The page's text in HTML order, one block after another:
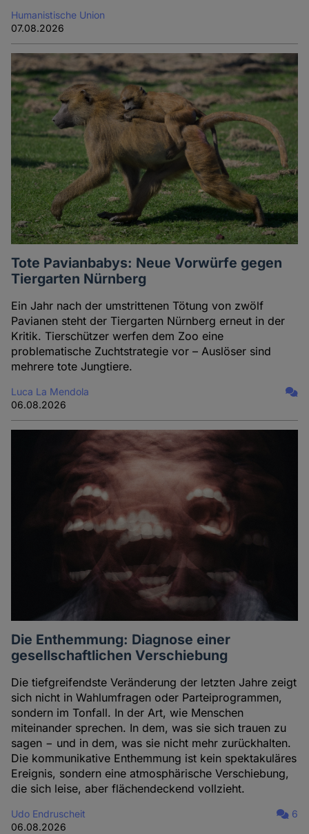
Humanistische Union
07.08.2026
Tote Pavianbabys: Neue Vorwürfe gegen
Tiergarten Nürnberg
Ein Jahr nach der umstrittenen Tötung von zwölf
Pavianen steht der Tiergarten Nürnberg erneut in der
Kritik. Tierschützer werfen dem Zoo eine
problematische Zuchtstrategie vor – Auslöser sind
mehrere tote Jungtiere.
Luca La Mendola
06.08.2026
Die Enthemmung: Diagnose einer
gesellschaftlichen Verschiebung
Die tiefgreifendste Veränderung der letzten Jahre zeigt
sich nicht in Wahlumfragen oder Parteiprogrammen,
sondern im Tonfall. In der Art, wie Menschen
miteinander sprechen. In dem, was sie sich trauen zu
sagen − und in dem, was sie nicht mehr zurückhalten.
Die kommunikative Enthemmung ist kein spektakuläres
Ereignis, sondern eine atmosphärische Verschiebung,
die sich leise, aber flächendeckend vollzieht.
Udo Endruscheit
06.08.2026
6